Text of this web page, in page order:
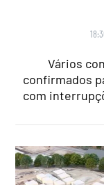
Vários
confirmados
com